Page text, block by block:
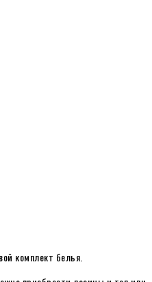
комплект белья.